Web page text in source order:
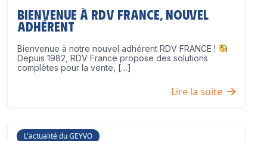
Bienvenue à RDV France, nouvel
adhérent
Bienvenue à notre nouvel adhérent RDV FRANCE !
Depuis 1982, RDV France propose des solutions
complètes pour la vente, […]
Lire la suite
L'actualité du GEYVO